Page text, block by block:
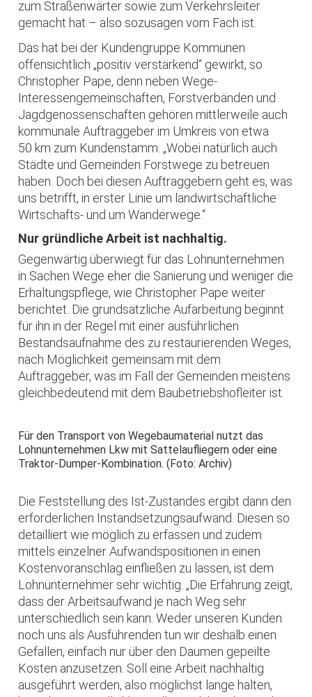
zum Straßenwärter sowie zum Verkehrsleiter
gemacht hat – also sozusagen vom Fach ist.
Das hat bei der Kundengruppe Kommunen
offensichtlich „positiv verstärkend“ gewirkt, so
Christopher Pape, denn neben Wege-
Interessengemeinschaften, Forstverbänden und
Jagdgenossenschaften gehören mittlerweile auch
kommunale Auftraggeber im Umkreis von etwa
50 km zum Kundenstamm. „Wobei natürlich auch
Städte und Gemeinden Forstwege zu betreuen
haben. Doch bei diesen Auftraggebern geht es, was
uns betrifft, in erster Linie um landwirtschaftliche
Wirtschafts- und um Wanderwege.“
Nur gründliche Arbeit ist nachhaltig.
Gegenwärtig überwiegt für das Lohnunternehmen
in Sachen Wege eher die Sanierung und weniger die
Erhaltungspflege, wie Christopher Pape weiter
berichtet. Die grundsätzliche Aufarbeitung beginnt
für ihn in der Regel mit einer ausführlichen
Bestandsaufnahme des zu restaurierenden Weges,
nach Möglichkeit gemeinsam mit dem
Auftraggeber, was im Fall der Gemeinden meistens
gleichbedeutend mit dem Baubetriebshofleiter ist.
Für den Transport von Wegebaumaterial nutzt das
Lohnunternehmen Lkw mit Sattelaufliegern oder eine
Traktor-Dumper-Kombination. (Foto: Archiv)
Die Feststellung des Ist-Zustandes ergibt dann den
erforderlichen Instandsetzungsaufwand. Diesen so
detailliert wie möglich zu erfassen und zudem
mittels einzelner Aufwandspositionen in einen
Kostenvoranschlag einfließen zu lassen, ist dem
Lohnunternehmer sehr wichtig. „Die Erfahrung zeigt,
dass der Arbeitsaufwand je nach Weg sehr
unterschiedlich sein kann. Weder unseren Kunden
noch uns als Ausführenden tun wir deshalb einen
Gefallen, einfach nur über den Daumen gepeilte
Kosten anzusetzen. Soll eine Arbeit nachhaltig
ausgeführt werden, also möglichst lange halten,